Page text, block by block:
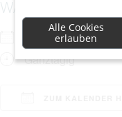
WANN
Sa.. 02.09.2023
Ganztägig
Alle Cookies
erlauben